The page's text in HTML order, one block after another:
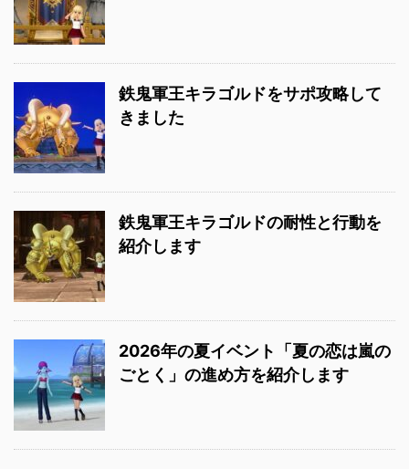
鉄鬼軍王キラゴルドをサポ攻略して
きました
鉄鬼軍王キラゴルドの耐性と行動を
紹介します
2026年の夏イベント「夏の恋は嵐の
ごとく」の進め方を紹介します